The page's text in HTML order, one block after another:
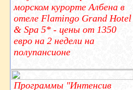
морском курорте Албена в
отеле Flamingo Grand Hotel
& Spa 5* - цены от 1350
евро на 2 недели на
полупансионе
Программы "Интенсив